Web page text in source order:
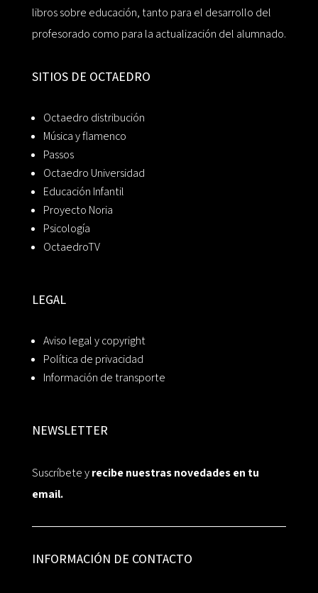
libros sobre educación, tanto para el desarrollo del
profesorado como para la actualización del alumnado.
SITIOS DE OCTAEDRO
Octaedro distribución
Música y flamenco
Passos
Octaedro Universidad
Educación Infantil
Proyecto Noria
Psicología
OctaedroTV
LEGAL
Aviso legal y copyright
Política de privacidad
Información de transporte
NEWSLETTER
Suscríbete yrecibe nuestras novedades en tu
email.
INFORMACIÓN DE CONTACTO